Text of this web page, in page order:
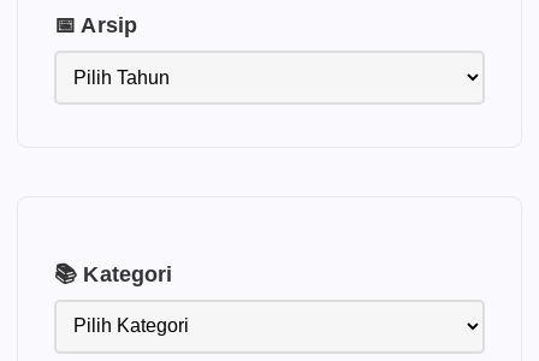
📅 Arsip
📚 Kategori